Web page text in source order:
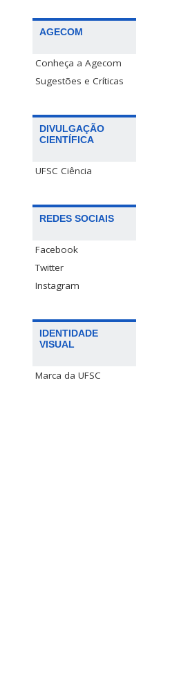
AGECOM
Conheça a Agecom
Sugestões e Críticas
DIVULGAÇÃO
CIENTÍFICA
UFSC Ciência
REDES SOCIAIS
Facebook
Twitter
Instagram
IDENTIDADE
VISUAL
Marca da UFSC